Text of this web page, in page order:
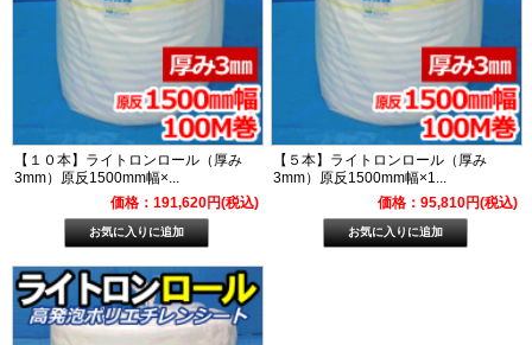
【１０本】ライトロンロール（厚み
3mm）原反1500mm幅×...
価格：191,620円(税込)
【５本】ライトロンロール（厚み
3mm）原反1500mm幅×1...
価格：95,810円(税込)